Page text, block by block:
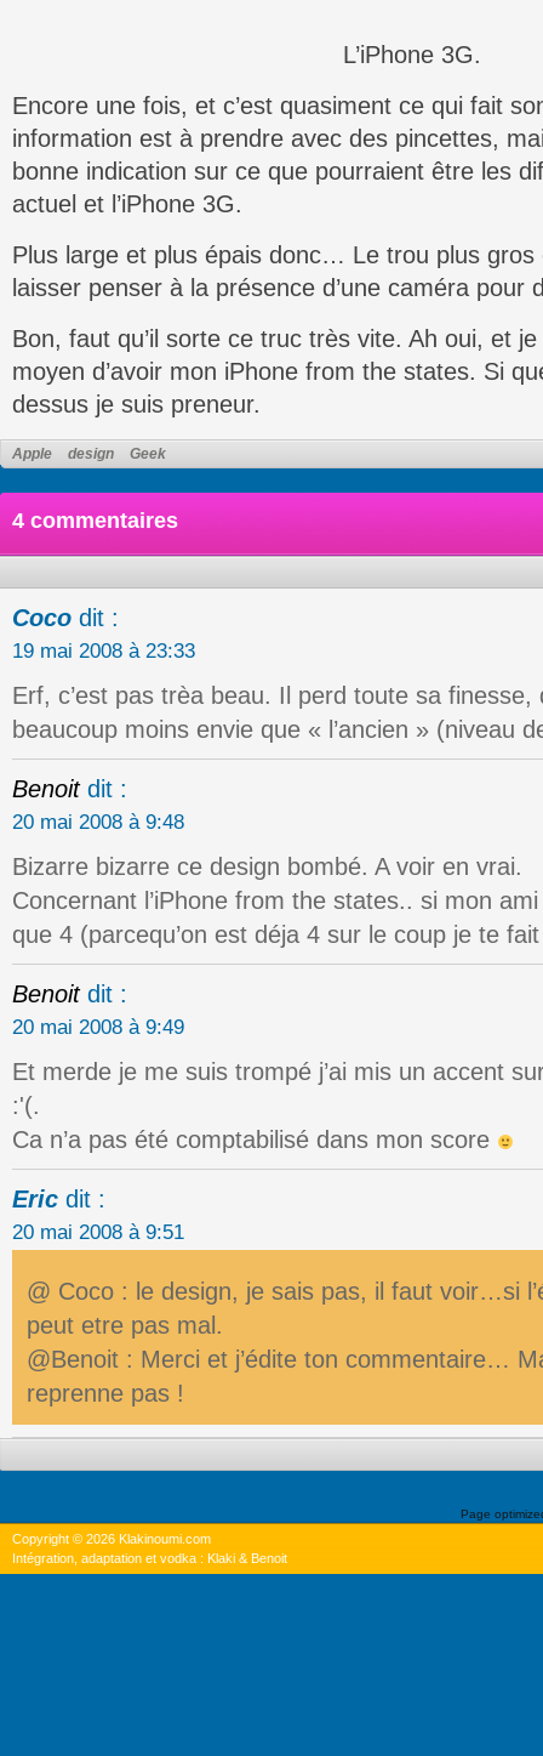
L’iPhone 3G.
Encore une fois, et c’est quasiment ce qui fait
information est à prendre avec des pincettes,
bonne indication sur ce que pourraient être les
actuel et l’iPhone 3G.
Plus large et plus épais donc… Le trou plus gros
laisser penser à la présence d’une caméra pour
Bon, faut qu’il sorte ce truc très vite. Ah oui, et
moyen d’avoir mon iPhone from the states. Si
dessus je suis preneur.
Apple design Geek
4 commentaires
Coco dit :
19 mai 2008 à 23:33
Erf, c’est pas trèa beau. Il perd toute sa finesse,
beaucoup moins envie que « l’ancien » (niveau
Benoit dit :
20 mai 2008 à 9:48
Bizarre bizarre ce design bombé. A voir en vrai.
Concernant l’iPhone from the states.. si mon
que 4 (parcequ’on est déja 4 sur le coup je te
Benoit dit :
20 mai 2008 à 9:49
Et merde je me suis trompé j’ai mis un accent
:'(.
Ca n’a pas été comptabilisé dans mon score
Eric dit :
20 mai 2008 à 9:51
@ Coco : le design, je sais pas, il faut voir…si
peut etre pas mal.
@Benoit : Merci et j’édite ton commentaire…
reprenne pas !
Page
Copyright © 2026 Klakinoumi.com
Intégration, adaptation et vodka : Klaki & Benoit